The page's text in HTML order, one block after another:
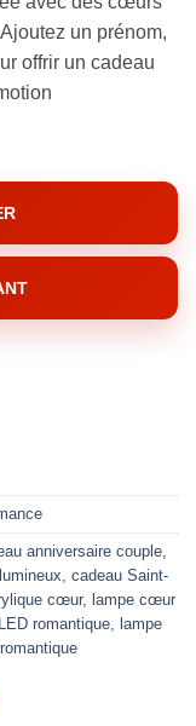
un prénom,
offrir un cadeau
anniversaire couple,
, cadeau Saint-
cœur, lampe cœur
romantique, lampe